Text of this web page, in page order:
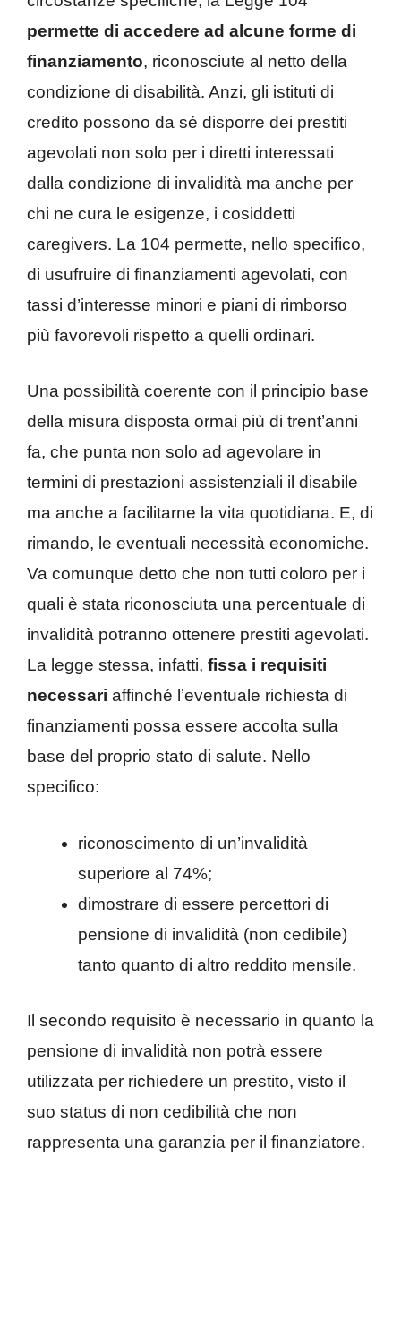
permette di accedere ad alcune forme di
finanziamento, riconosciute al netto della
condizione di disabilità. Anzi, gli istituti di
credito possono da sé disporre dei prestiti
agevolati non solo per i diretti interessati
dalla condizione di invalidità ma anche per
chi ne cura le esigenze, i cosiddetti
caregivers. La 104 permette, nello specifico,
di usufruire di finanziamenti agevolati, con
tassi d’interesse minori e piani di rimborso
più favorevoli rispetto a quelli ordinari.
Una possibilità coerente con il principio base
della misura disposta ormai più di trent’anni
fa, che punta non solo ad agevolare in
termini di prestazioni assistenziali il disabile
ma anche a facilitarne la vita quotidiana. E, di
rimando, le eventuali necessità economiche.
Va comunque detto che non tutti coloro per i
quali è stata riconosciuta una percentuale di
invalidità potranno ottenere prestiti agevolati.
La legge stessa, infatti, fissa i requisiti
necessari affinché l’eventuale richiesta di
finanziamenti possa essere accolta sulla
base del proprio stato di salute. Nello
specifico:
riconoscimento di un’invalidità
superiore al 74%;
dimostrare di essere percettori di
pensione di invalidità (non cedibile)
tanto quanto di altro reddito mensile.
Il secondo requisito è necessario in quanto la
pensione di invalidità non potrà essere
utilizzata per richiedere un prestito, visto il
suo status di non cedibilità che non
rappresenta una garanzia per il finanziatore.